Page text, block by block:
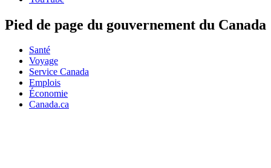
Pied de page du gouvernement du Canada
Santé
Voyage
Service Canada
Emplois
Économie
Canada.ca